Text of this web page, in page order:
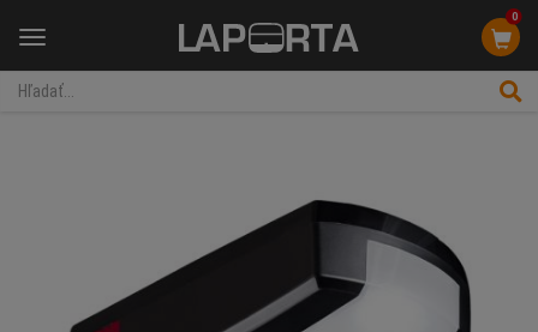
Menu
0